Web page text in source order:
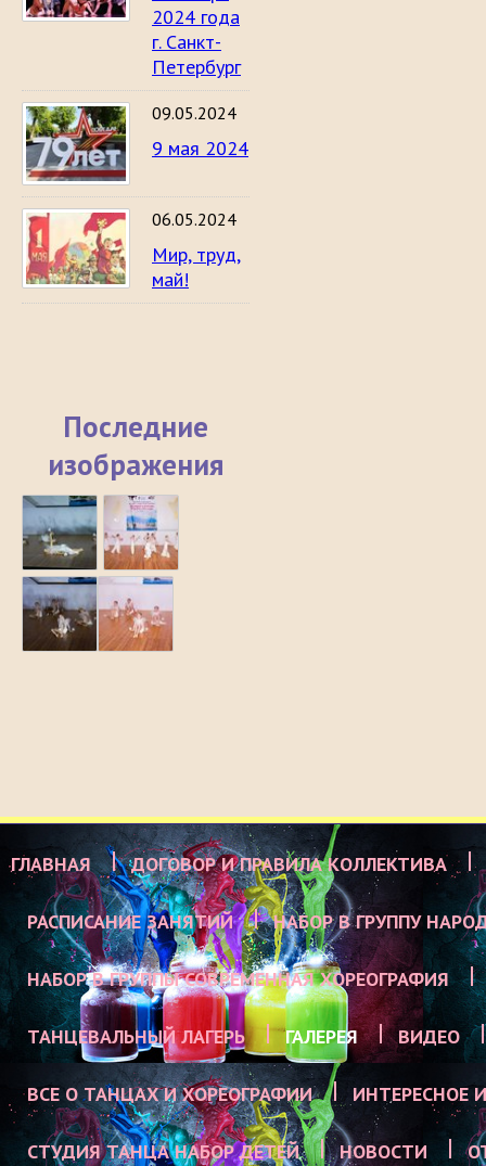
2024 года
г. Санкт-
Петербург
09.05.2024
9 мая 2024
06.05.2024
Мир, труд,
май!
Последние
изображения
ГЛАВНАЯ ДОГОВОР И ПРАВИЛА КОЛЛЕКТИВА
РАСПИСАНИЕ ЗАНЯТИЙ НАБОР В ГРУППУ
НАБОР В ГРУППЫ СОВРЕМЕННАЯ ХОРЕОГРАФИЯ
ТАНЦЕВАЛЬНЫЙ ЛАГЕРЬ ГАЛЕРЕЯ ВИДЕО
ВСЕ О ТАНЦАХ И ХОРЕОГРАФИИ ИНТЕРЕСНОЕ
СТУДИЯ ТАНЦА НАБОР ДЕТЕЙ НОВОСТИ